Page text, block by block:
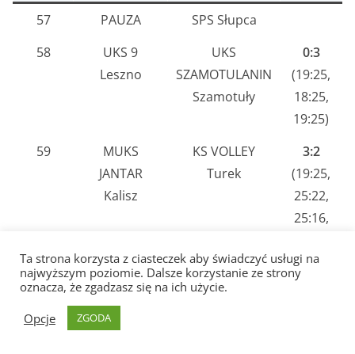
57 PAUZA
SPS Słupca
58
UKS 9
Leszno
UKS
SZAMOTULANIN
Szamotuły
0:3
(19:25,
18:25,
19:25)
59
MUKS
JANTAR
Kalisz
KS VOLLEY
Turek
3:2
(19:25,
25:22,
25:16,
15:5)
9 kolejka: 11.12.2022
Ta strona korzysta z ciasteczek aby świadczyć usługi na
najwyższym poziomie. Dalsze korzystanie ze strony
oznacza, że zgadzasz się na ich użycie.
Opcje
ZGODA